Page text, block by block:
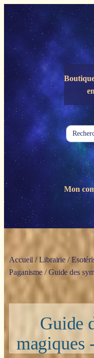
Panneau de gestion des
Recherche
de
produits
Mon
Accueil /Librairie /
Paganisme / Guide des
Guide
magiques